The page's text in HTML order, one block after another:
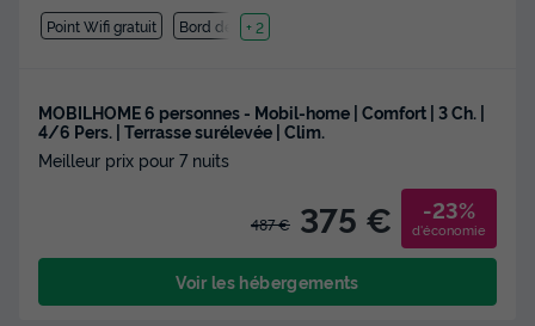
Point Wifi gratuit Bord de mer
+ 2
MOBILHOME 6 personnes - Mobil-home | Comfort | 3 Ch. |
4/6 Pers. | Terrasse surélevée | Clim.
Meilleur prix pour 7 nuits
487 € 375 € -23%
d'économie
Voir les hébergements